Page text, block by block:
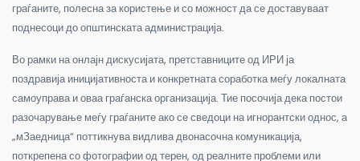
граѓаните, полесна за користење и со можност да се доставуваат
поднесоци до општинската администрација.
Во рамки на онлајн дискусијата, претставниците од ИРИ ја
поздравија иницијативноста и конкретната соработка меѓу локалната
самоуправа и оваа граѓанска организација. Тие посочија дека постои
разочарување меѓу граѓаните ако се сведоци на игнорантски однос, а
„мЗаедница“ поттикнува видлива двонасочна комуникација,
поткрепена со фотографии од терен, од реалните проблеми или